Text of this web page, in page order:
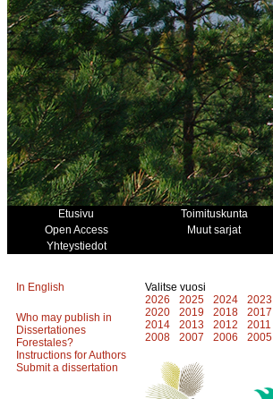
Etusivu
Toimituskunta
Open Access
Muut sarjat
Yhteystiedot
In English
Who may publish in
Dissertationes
Forestales?
Instructions for Authors
Submit a dissertation
Valitse vuosi
2026
2025 2024 2023
2020
2019 2018 2017
2014
2013 2012 2011
2008
2007 2006 2005